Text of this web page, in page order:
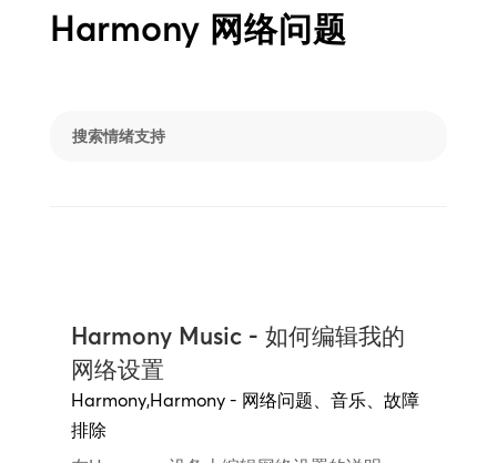
Harmony 网络问题
Harmony Music - 如何编辑我的
网络设置
Harmony,Harmony - 网络问题、 音乐、 故障
排除